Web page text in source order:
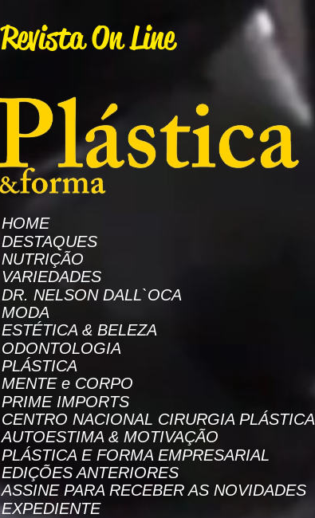
Revista On Line
HOME
DESTAQUES
NUTRIÇÃO
VARIEDADES
DR. NELSON DALL`OCA
MODA
ESTÉTICA & BELEZA
ODONTOLOGIA
PLÁSTICA
MENTE e CORPO
PRIME IMPORTS
CENTRO NACIONAL CIRURGIA PLÁSTICA
AUTOESTIMA & MOTIVAÇÃO
PLÁSTICA E FORMA EMPRESARIAL
EDIÇÕES ANTERIORES
ASSINE PARA RECEBER AS NOVIDADES
EXPEDIENTE